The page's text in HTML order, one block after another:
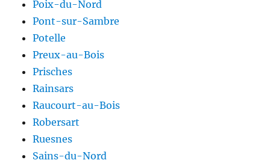
Poix-du-Nord
Pont-sur-Sambre
Potelle
Preux-au-Bois
Prisches
Rainsars
Raucourt-au-Bois
Robersart
Ruesnes
Sains-du-Nord